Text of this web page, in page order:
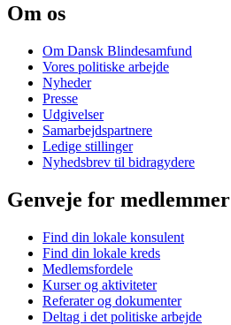
Om os
Om Dansk Blindesamfund
Vores politiske arbejde
Nyheder
Presse
Udgivelser
Samarbejdspartnere
Ledige stillinger
Nyhedsbrev til bidragydere
Genveje for medlemmer
Find din lokale konsulent
Find din lokale kreds
Medlemsfordele
Kurser og aktiviteter
Referater og dokumenter
Deltag i det politiske arbejde